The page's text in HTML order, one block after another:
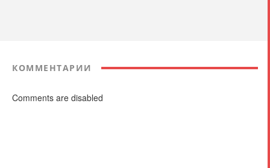
КОММЕНТАРИИ
Comments are disabled